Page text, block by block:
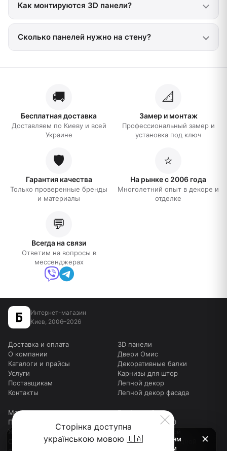
Как монтируются 3D панели?
Сколько панелей нужно на стену?
🚚
Бесплатная доставка
Доставляем по Киеву и всей
Украине
📐
Замер и монтаж
Профессиональный замер и
установка под ключ
🛡️
Гарантия качества
Только проверенные бренды
и материалы
⭐
На рынке с 2006 года
Многолетний опыт в декоре и
отделке
💬
Всегда на связи
Ответим на вопросы в
мессенджерах
Интернет-магазин
Киев, 2006–2026
Доставка и оплата
О компании
Каталоги и прайсы
Услуги
Поставщикам
Контакты
3D панели
Двери Омис
Декоративные балки
Карнизы для штор
Лепной декор
Лепной декор фасада
Москитные сетки
Подоконники
Жидкие обои
Столешницы для столов
График работы
9:00–18:00
Суббота:
Воскресенье:
выходной
Внимание! Мы работаем c 9 до 18 по будням
(шоу рум до 17-00), в субботу в телефоном
Сторінка доступна
українською мовою 🇺🇦